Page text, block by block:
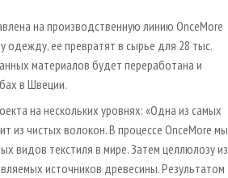
на производственную линию OnceMore
одежду, ее превратят в сырье для 28 тыс.
материалов будет переработана и
в Швеции.
на нескольких уровнях: «Одна из самых
из чистых волокон. В процессе OnceMore мы
видов текстиля в мире. Затем целлюлозу из
источников древесины. Результатом